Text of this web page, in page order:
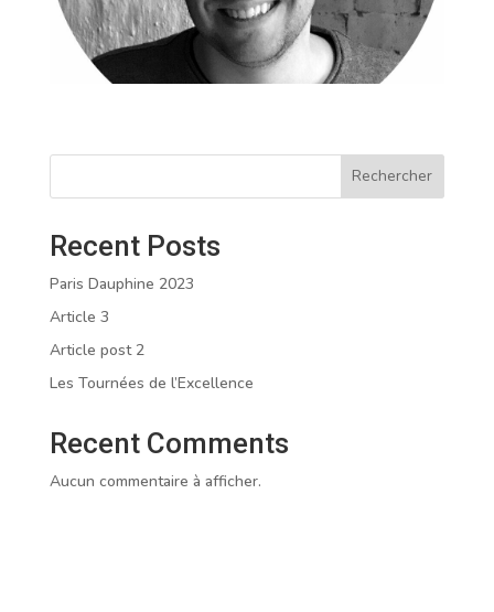
Rechercher
Recent Posts
Paris Dauphine 2023
Article 3
Article post 2
Les Tournées de l’Excellence
Recent Comments
Aucun commentaire à afficher.